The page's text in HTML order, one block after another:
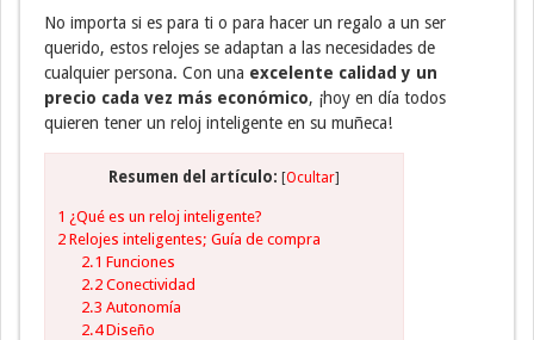
No importa si es para ti o para hacer un regalo a un ser
querido, estos relojes se adaptan a las necesidades de
cualquier persona. Con una excelente calidad y un
precio cada vez más económico, ¡hoy en día todos
quieren tener un reloj inteligente en su muñeca!
Resumen del artículo: [Ocultar]
1 ¿Qué es un reloj inteligente?
2 Relojes inteligentes; Guía de compra
2.1 Funciones
2.2Conectividad
2.3 Autonomía
2.4Diseño